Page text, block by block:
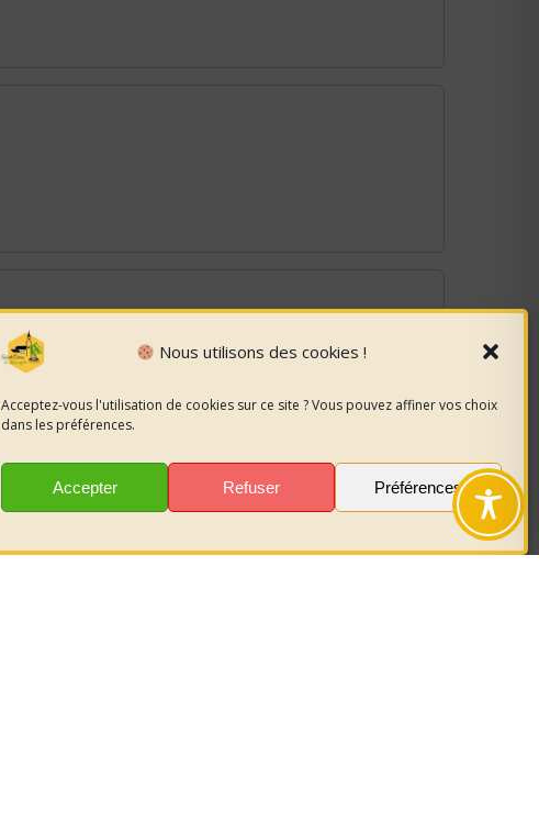
Nous utilisons des cookies !
Acceptez-vous l'utilisation de cookies sur ce site ? Vous pouvez affiner vos choix
dans les préférences.
Accepter Refuser Préférences